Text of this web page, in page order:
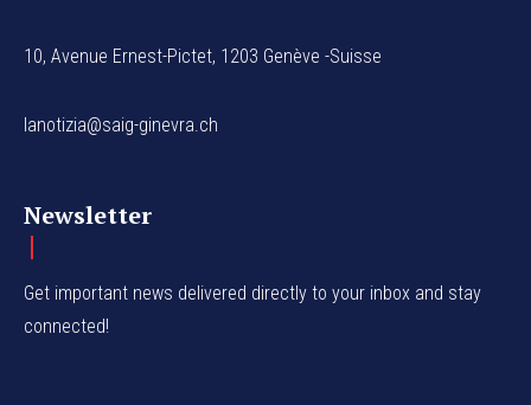
10, Avenue Ernest-Pictet, 1203 Genève -Suisse
lanotizia@saig-ginevra.ch
Newsletter
Get important news delivered directly to your inbox and stay
connected!